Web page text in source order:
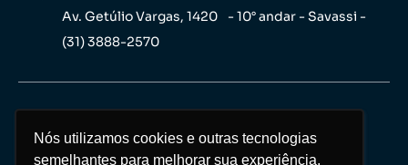
Nós utilizamos cookies e outras tecnologias
semelhantes para melhorar sua experiência,
Nós utilizamos cookies e outras tecnologias
semelhantes para melhorar sua experiência,
Av. Getúlio Vargas, 1420 - 10° andar - Savassi -
(31) 3888-2570